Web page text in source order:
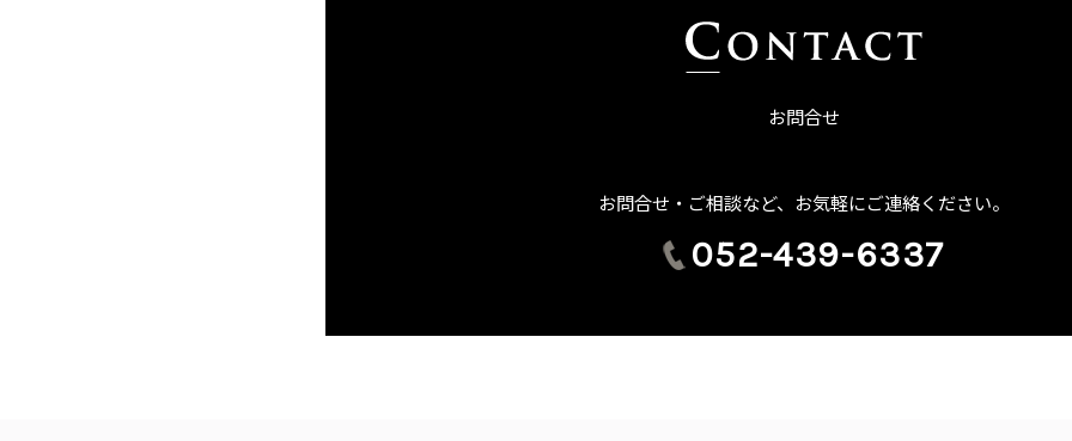
お問合せ
お問合せ・ご相談など、お気軽にご連絡ください。
052-439-6337